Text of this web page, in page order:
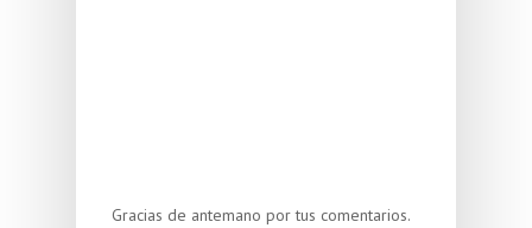
Gracias de antemano por tus comentarios.